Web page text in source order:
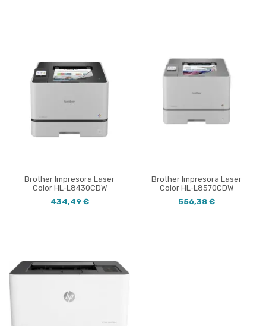
Brother Impresora Laser
Color HL-L8430CDW
434,49 €
Brother Impresora Laser
Color HL-L8570CDW
556,38 €